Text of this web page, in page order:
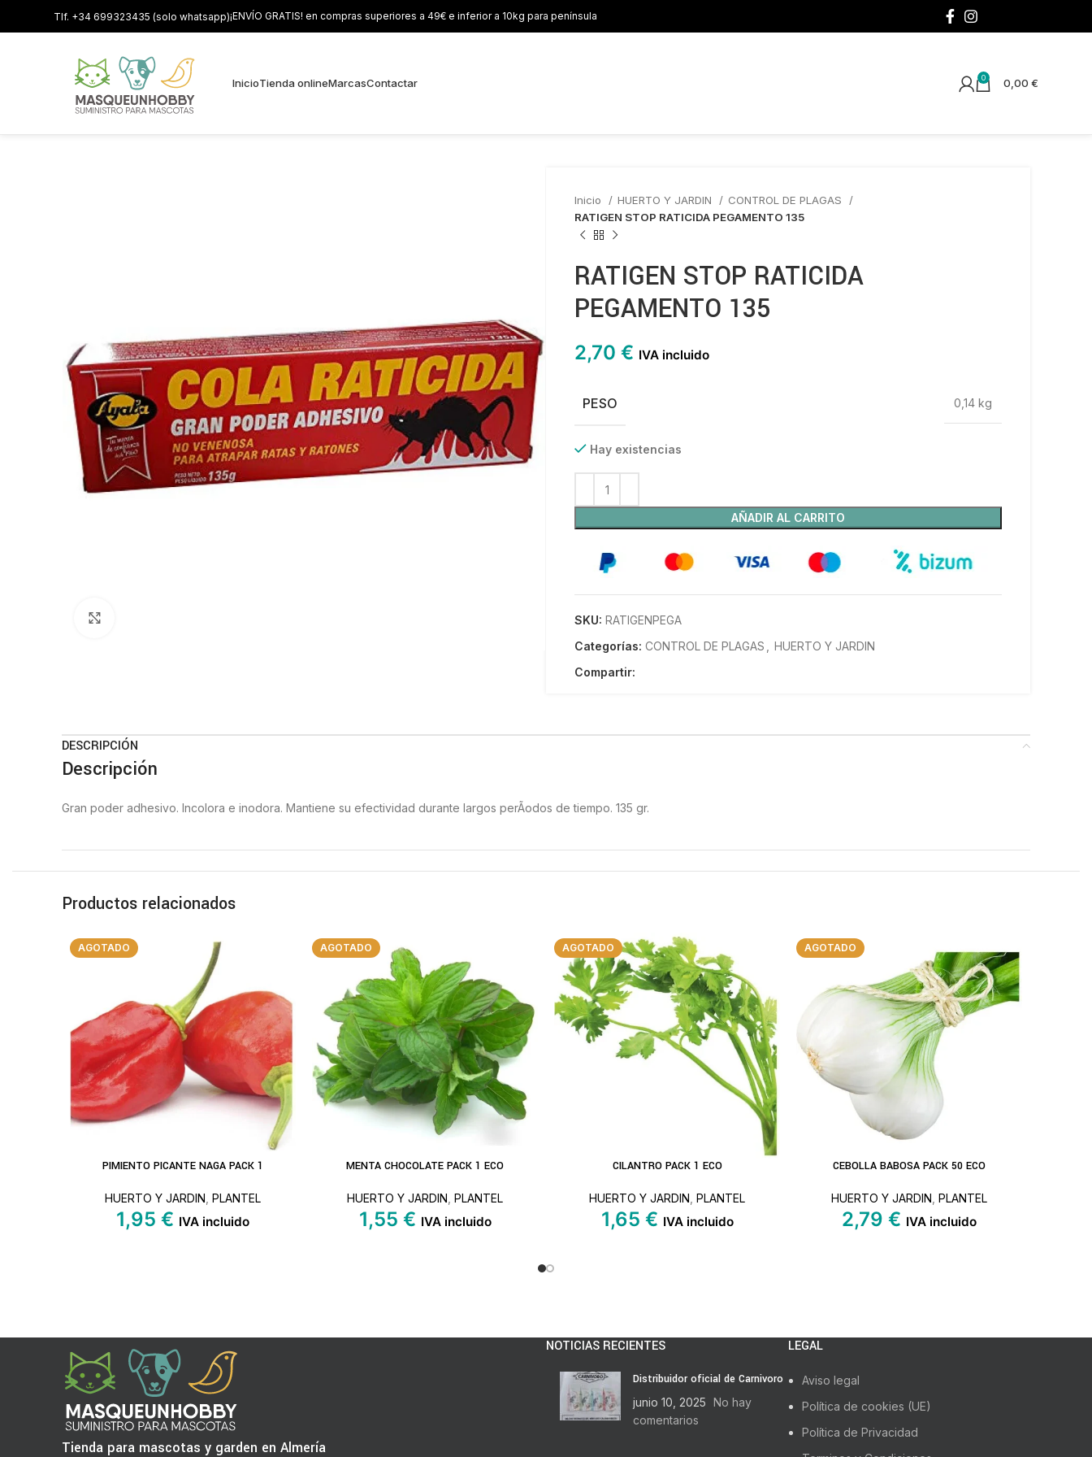
Tlf. +34 699323435 (solo whatsapp)¡ENVÍO GRATIS! en compras superiores a 49€ e inferior a 10kg para península
InicioTienda onlineMarcasContactar 0 0,00 €
Inicio HUERTO Y JARDIN
CONTROL DE PLAGAS
RATIGEN STOP RATICIDA PEGAMENTO 135
RATIGEN STOP RATICIDA
PEGAMENTO 135
2,70 € IVA incluido
PESO 0,14 kg
Hay existencias
AÑADIR AL CARRITO
SKU: RATIGENPEGA
Categorías: CONTROL DE PLAGAS
HUERTO Y JARDIN
Compartir:
DESCRIPCIÓN
Descripción
Gran poder adhesivo. Incolora e inodora. Mantiene su efectividad durante largos perÃ­odos de tiempo. 135 gr.
Productos relacionados
AGOTADO
LEER MÁSPIMIENTO PICANTE NAGA PACK 1
HUERTO Y JARDIN PLANTEL
1,95 € IVA incluido
AGOTADO
LEER MÁSMENTA CHOCOLATE PACK 1 ECO
HUERTO Y JARDIN PLANTEL
1,55 € IVA incluido
AGOTADO
CILANTRO PACK 1 ECO
HUERTO Y JARDIN PLANTEL
1,65 € IVA incluido
AGOTADO
LEER MÁSCEBOLLA BABOSA PACK 50 ECO
HUERTO Y JARDIN PLANTEL
2,79 € IVA incluido
Tienda para mascotas y garden en Almería
NOTICIAS RECIENTES
Distribuidor oficial de Carnivoro
junio 10, 2025 No hay
comentarios
LEGAL
Aviso legal
Política de cookies (UE)
Política de Privacidad